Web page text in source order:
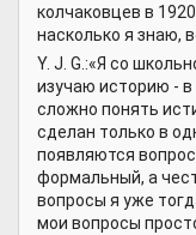
колчаковцев в
насколько я знаю,
Y. J. G.:«Я со
изучаю историю -
сложно понять
сделан только в
появляются
формальный, а
вопросы я уже
мои вопросы